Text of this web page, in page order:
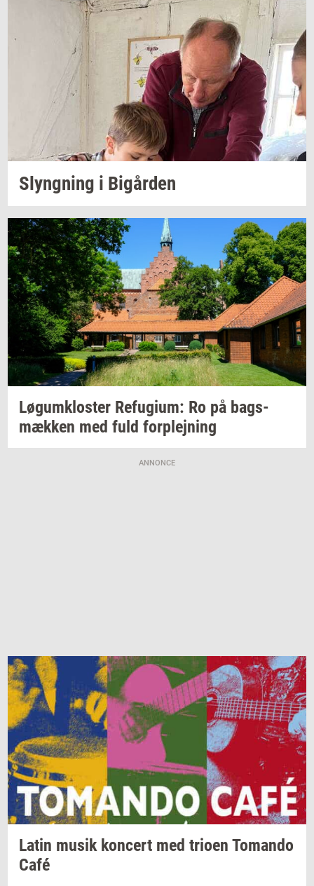
Slyng­ning i Bi­går­den
Løgum­klo­ster Re­fu­gi­um: Ro på bags­
mæk­ken med fuld for­plej­ning
ANNONCE
Latin musik kon­cert med trio­en To­man­do
Café